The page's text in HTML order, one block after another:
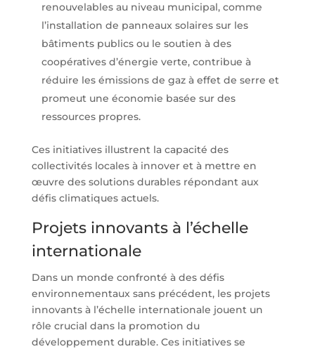
renouvelables au niveau municipal, comme
l’installation de panneaux solaires sur les
bâtiments publics ou le soutien à des
coopératives d’énergie verte, contribue à
réduire les émissions de gaz à effet de serre et
promeut une économie basée sur des
ressources propres.
Ces initiatives illustrent la capacité des
collectivités locales à innover et à mettre en
œuvre des solutions durables répondant aux
défis climatiques actuels.
Projets innovants à l’échelle
internationale
Dans un monde confronté à des défis
environnementaux sans précédent, les projets
innovants à l’échelle internationale jouent un
rôle crucial dans la promotion du
développement durable. Ces initiatives se